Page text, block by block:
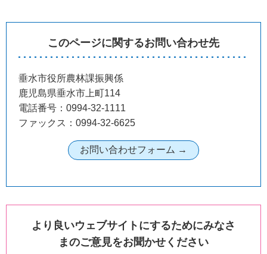
このページに関するお問い合わせ先
垂水市役所農林課振興係
鹿児島県垂水市上町114
電話番号：0994-32-1111
ファックス：0994-32-6625
より良いウェブサイトにするためにみなさ
まのご意見をお聞かせください